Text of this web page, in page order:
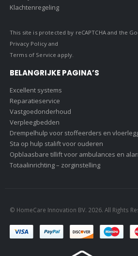
Klachtenregeling
This site is protected by reCAPTCHA and the
Privacy Policyand
Terms of Service apply.
BELANGRIJKE PAGINA’S
Excellent systems
Reparatieservice
Vastgoedonderhoud
Verpleegbedden
Drempelhulp voor stoffeerders en
Sta op hulp stalift voor ouderen
Opblaasbare tillift voor ambulances en
Totaalinrichting – zorginstelling
© HomeCare Innovation BV. 2026. All Rights